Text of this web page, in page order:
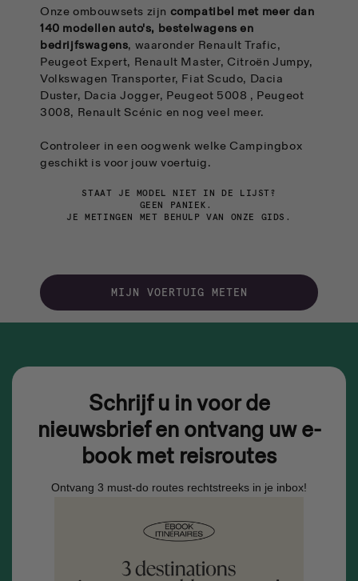
Onze ombouwsets zijn compatibel met meer dan
140 modellen auto's, bestelwagens en
bedrijfswagens, waaronder Renault Trafic,
Peugeot Expert, Renault Master, Citroën Jumpy,
Volkswagen Transporter, Fiat Scudo, Dacia
Duster, Dacia Jogger, Peugeot 5008 , Peugeot
3008, Renault Scénic en nog veel meer.
Controleer in een oogwenk welke Campingbox
geschikt is voor jouw voertuig.
STAAT JE MODEL NIET IN DE LIJST?
GEEN PANIEK.
JE METINGEN MET BEHULP VAN ONZE GIDS.
MIJN VOERTUIG METEN
Schrijf u in voor de
nieuwsbrief en ontvang uw e-
book met reisroutes
Ontvang 3 must-do routes rechtstreeks in je inbox!